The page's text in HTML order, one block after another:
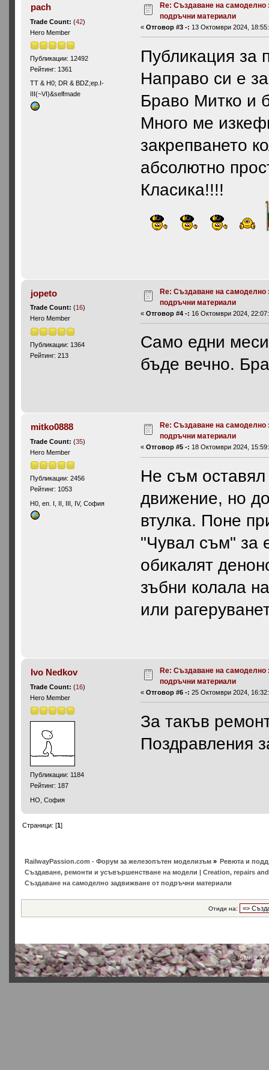
pach
Trade Count:(42)
Hero Member
Публикации: 12492
Рейтинг: 1361
ТТ & Н0; DR & BDZ;ep.I-
III(~VI)&selfmade
Re: Създаване на самоделно
подръчни материали
«Отговор #3 -: 13 Октомври 2024,
Публикация за
Направо си е
Браво Митко и
Много ме
закрепването
абсолютно
Класика!!!!
jopeto
Trade Count:(16)
Hero Member
Публикации: 1364
Рейтинг: 213
Re: Създаване на самоделно
подръчни материали
«Отговор #4 -: 16 Октомври 2024,
Само едни
бъде вечно.
mitko0888
Trade Count:(35)
Hero Member
Публикации: 2456
Рейтинг: 1053
H0, еп. I, II, III, IV, София
Re: Създаване на самоделно
подръчни материали
«Отговор #5 -: 18 Октомври 2024,
Не съм
движение, но
втулка. Поне
"Чувал съм" за
обикалят
зъбни колала
или
Ivo Nedkov
Trade Count:(16)
Hero Member
Публикации: 1184
Рейтинг: 187
HO, София
Re: Създаване на самоделно
подръчни материали
«Отговор #6 -: 25 Октомври 2024,
За такъв
Поздравления
Страници: [1]
RailwayPassion.com - Форум за железопътен моделизъм» Ревюта и
Създаване, ремонти и усъвършенстване на модели | Creation, repairs
Създаване на самоделно задвижване от подръчни материали
Отиди на:
SMF 2.0.4